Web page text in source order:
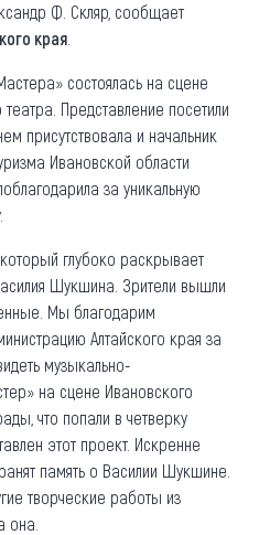
Ф. Скляр, сообщает
края
состоялась на сцене
Представление посетили
присутствовала и начальник
Ивановской области
за уникальную
глубоко раскрывает
Шукшина. Зрители вышли
Мы благодарим
Алтайского края за
музыкально-
на сцене Ивановского
что попали в четверку
этот проект. Искренне
память о Василии Шукшине.
творческие работы из
она.